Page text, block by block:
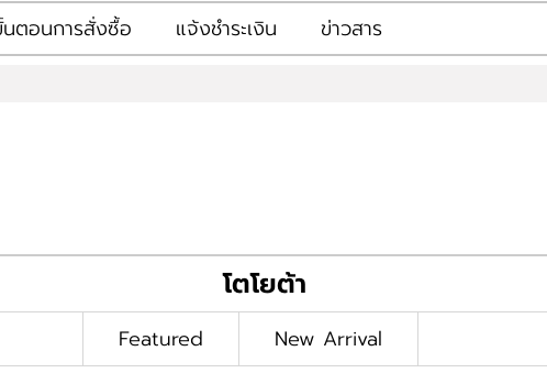
ตอนการสั่งซื้อ แจ้งชำระเงิน ข่าวสาร
โตโยต้า
Featured New Arrival